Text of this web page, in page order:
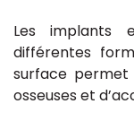
Les implants
différentes
surface permet
osseuses et